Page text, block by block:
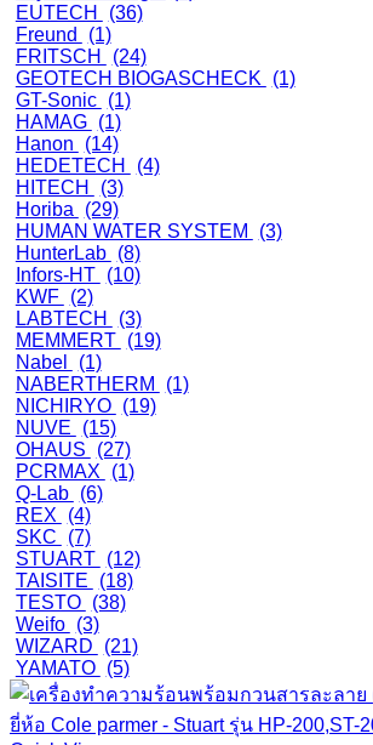
EUTECH
(36)
Freund
(1)
FRITSCH
(24)
GEOTECH BIOGASCHECK
(1)
GT-Sonic (1)
HAMAG (1)
Hanon
(14)
HEDETECH
(4)
HITECH
(3)
Horiba
(29)
HUMAN WATER SYSTEM
(3)
HunterLab (8)
Infors-HT (10)
KWF (2)
LABTECH
(3)
MEMMERT (19)
Nabel
(1)
NABERTHERM
(1)
NICHIRYO (19)
NUVE
(15)
OHAUS
(27)
PCRMAX
(1)
Q-Lab (6)
REX
(4)
SKC
(7)
STUART (12)
TAISITE
(18)
TESTO (38)
Weifo (3)
WIZARD
(21)
YAMATO (5)